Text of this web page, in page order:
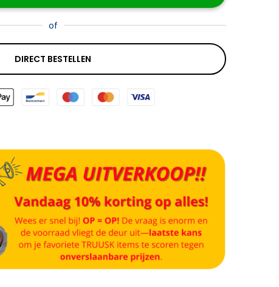
of
DIRECT BESTELLEN